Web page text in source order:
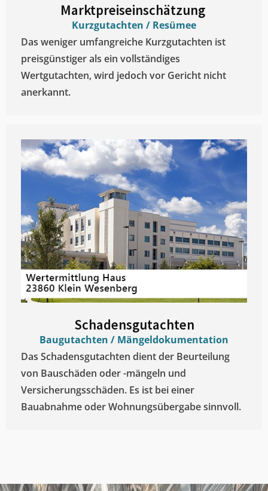
Marktpreiseinschätzung ​
Kurzgutachten / Resümee
Das weniger umfangreiche Kurzgutachten ist
preisgünstiger als ein vollständiges
Wertgutachten, wird jedoch vor Gericht nicht
anerkannt.
Schadensgutachten
Baugutachten / Mängeldokumentation
Das Schadensgutachten dient der Beurteilung
von Bauschäden oder -mängeln und
Versicherungsschäden. Es ist bei einer
Bauabnahme oder Wohnungsübergabe sinnvoll.